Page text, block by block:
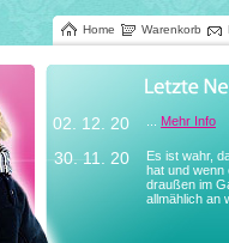
Home Warenkorb
02. 12. 20 Mehr Info
30. 11. 20
Es ist wahr,
hat und
draußen im
allmählich an